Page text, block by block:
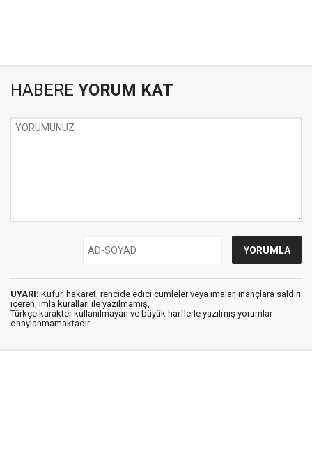
HABERE YORUM KAT
UYARI: Küfür, hakaret, rencide edici cümleler veya imalar, inançlara saldırı
içeren, imla kuralları ile yazılmamış,
Türkçe karakter kullanılmayan ve büyük harflerle yazılmış yorumlar
onaylanmamaktadır.